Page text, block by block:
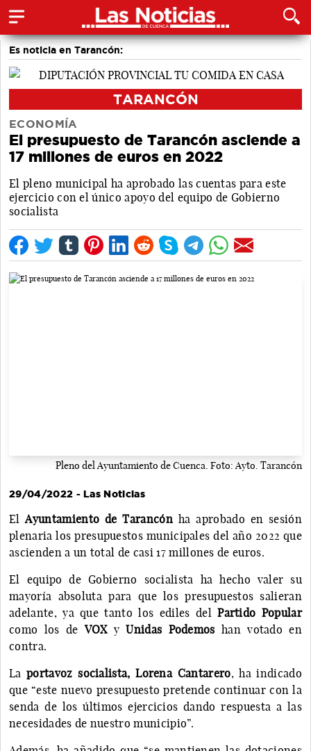
Es noticia en Tarancón:
TARANCÓN
ECONOMÍA
El presupuesto de Tarancón asciende a
17 millones de euros en 2022
El pleno municipal ha aprobado las cuentas para este
ejercicio con el único apoyo del equipo de Gobierno
socialista
Pleno del Ayuntamiento de Cuenca. Foto: Ayto. Tarancón
29/04/2022 - Las Noticias
ElAyuntamiento de Tarancón ha aprobado en sesión
plenaria los presupuestos municipales del año 2022 que
ascienden a un total de casi 17 millones de euros.
El equipo de Gobierno socialista ha hecho valer su
mayoría absoluta para que los presupuestos salieran
adelante, ya que tanto los ediles delPartido Popular
como los de VOXyUnidas Podemos han votado en
contra.
Laportavoz socialista, Lorena Cantarero, ha indicado
que “este nuevo presupuesto pretende continuar con la
senda de los últimos ejercicios dando respuesta a las
necesidades de nuestro municipio”.